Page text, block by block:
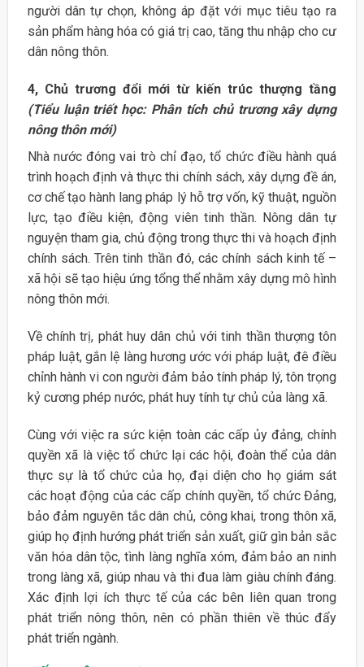
người dân tự chọn, không áp đặt với mục tiêu tạo ra
sản phẩm hàng hóa có giá trị cao, tăng thu nhập cho cư
dân nông thôn.
4, Chủ trương đổi mới từ kiến trúc thượng tầng
(Tiểu luận triết học: Phân tích chủ trương xây dựng
nông thôn mới)
Nhà nước đóng vai trò chỉ đạo, tổ chức điều hành quá
trình hoạch định và thực thi chính sách, xây dựng đề án,
cơ chế tạo hành lang pháp lý hỗ trợ vốn, kỹ thuật, nguồn
lực, tạo điều kiện, động viên tinh thần. Nông dân tự
nguyện tham gia, chủ động trong thực thi và hoạch định
chính sách. Trên tinh thần đó, các chính sách kinh tế –
xã hội sẽ tạo hiệu ứng tổng thể nhằm xây dựng mô hình
nông thôn mới.
Về chính trị, phát huy dân chủ với tinh thần thượng tôn
pháp luật, gắn lệ làng hương ước với pháp luật, đê điều
chỉnh hành vi con người đảm bảo tính pháp lý, tôn trọng
kỷ cương phép nước, phát huy tính tự chủ của làng xã.
Cùng với việc ra sức kiện toàn các cấp ủy đảng, chính
quyền xã là việc tổ chức lại các hội, đoàn thể của dân
thực sự là tổ chức của họ, đại diện cho họ giám sát
các hoạt động của các cấp chính quyền, tổ chức Đảng,
bảo đảm nguyên tắc dân chủ, công khai, trong thôn xã,
giúp họ định hướng phát triển sản xuất, giữ gìn bản sắc
văn hóa dân tộc, tình làng nghĩa xóm, đảm bảo an ninh
trong làng xã, giúp nhau và thi đua làm giàu chính đáng.
Xác định lợi ích thực tế của các bên liên quan trong
phát triển nông thôn, nên có phần thiên về thúc đẩy
phát triển ngành.